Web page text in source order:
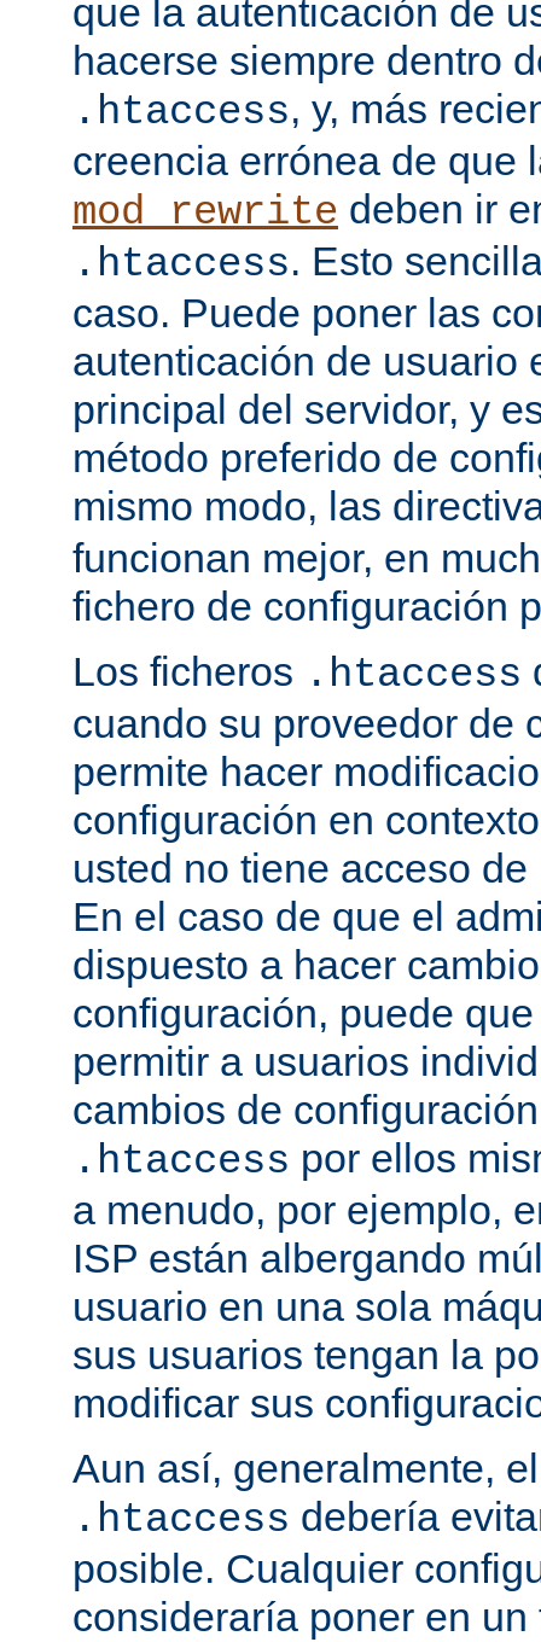
que la autenticación de
hacerse siempre dentro
.htaccess, y, más
creencia errónea de que
mod_rewrite deben ir
.htaccess. Esto
caso. Puede poner las
autenticación de usuario
principal del servidor, y
método preferido de
mismo modo, las
funcionan mejor, en
fichero de configuración
Los ficheros .htaccess
cuando su proveedor de
permite hacer
configuración en
usted no tiene acceso
En el caso de que el
dispuesto a hacer
configuración, puede
permitir a usuarios
cambios de
.htaccess por ellos
a menudo, por ejemplo,
ISP están albergando
usuario en una sola
sus usuarios tengan la
modificar sus
Aun así, generalmente,
.htaccess debería
posible. Cualquier
consideraría poner en